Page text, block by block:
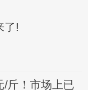
了!
/斤！市场上已